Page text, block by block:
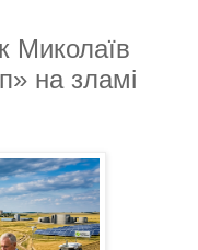
Миколаїв
на зламі